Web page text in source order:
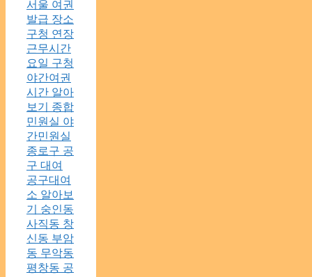
서울 여권
발급 장소
구청 연장
근무시간
요일 구청
야간여권
시간 알아
보기 종합
민원실 야
간민원실
종로구 공
구 대여
공구대여
소 알아보
기 숭인동
사직동 창
신동 부암
동 무악동
평창동 공